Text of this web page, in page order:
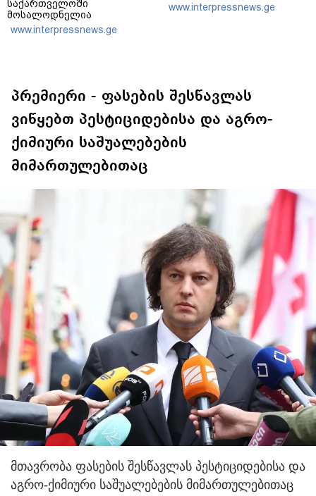
საქართველოში
მოსალოდნელია
დროგამოშვებით წვიმა
www.interpressnews.ge
www.interpressnews.ge
პრემიერი - ფასების შესწავლას
ვიწყებთ პესტიციდებისა და აგრო-
ქიმიური საშუალებების
მიმართულებითაც
მთავრობა ფასების შესწავლას პესტიციდებისა და
აგრო-ქიმიური საშუალებების მიმართულებითაც